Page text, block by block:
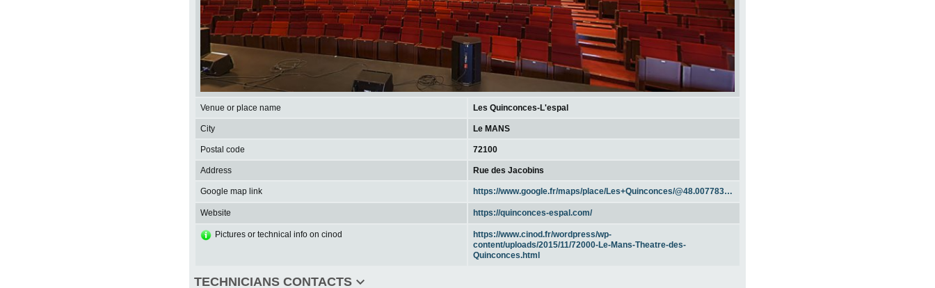
Venue or place name Les Quinconces-L'espal
City Le MANS
Postal code 72100
Address Rue des Jacobins
Google map link https://www.google.fr/maps/place/Les+Quinconces/@48.0077834,0.2006721,15z/data=!4m2!3m1!1s0x0:0xa987d09d2bf6f64
Website https://quinconces-espal.com/
Pictures or technical info on cinod
https://www.cinod.fr/wordpress/wp-
content/uploads/2015/11/72000-Le-Mans-Theatre-des-
Quinconces.html
TECHNICIANS CONTACTS keyboard_arrow_down